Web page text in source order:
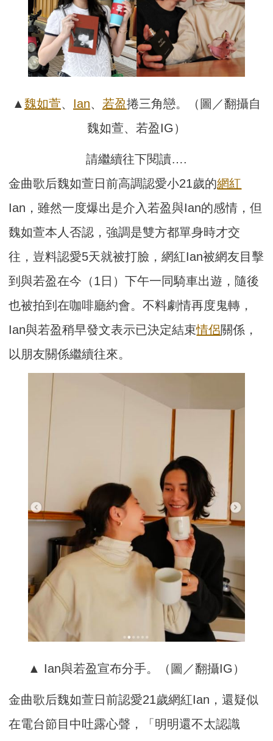
▲魏如萱、 Ian、 若盈捲三角戀。（圖／翻攝自
魏如萱、若盈IG）
請繼續往下閱讀….
金曲歌后魏如萱日前高調認愛小21歲的網紅
Ian，雖然一度爆出是介入若盈與Ian的感情，但
魏如萱本人否認，強調是雙方都單身時才交
往，豈料認愛5天就被打臉，網紅Ian被網友目擊
到與若盈在今（1日）下午一同騎車出遊，隨後
也被拍到在咖啡廳約會。不料劇情再度鬼轉，
Ian與若盈稍早發文表示已決定結束情侶關係，
以朋友關係繼續往來。
▲ Ian與若盈宣布分手。（圖／翻攝IG）
金曲歌后魏如萱日前認愛21歲網紅Ian，還疑似
在電台節目中吐露心聲，「明明還不太認識